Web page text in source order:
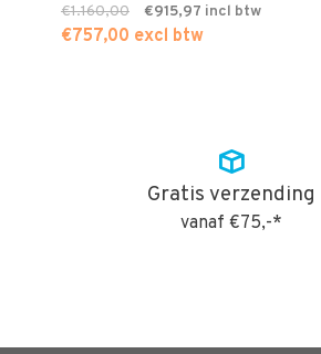
€1.160,00 €915,97
€757,00 excl btw
Gratis verzending
vanaf €75,-*